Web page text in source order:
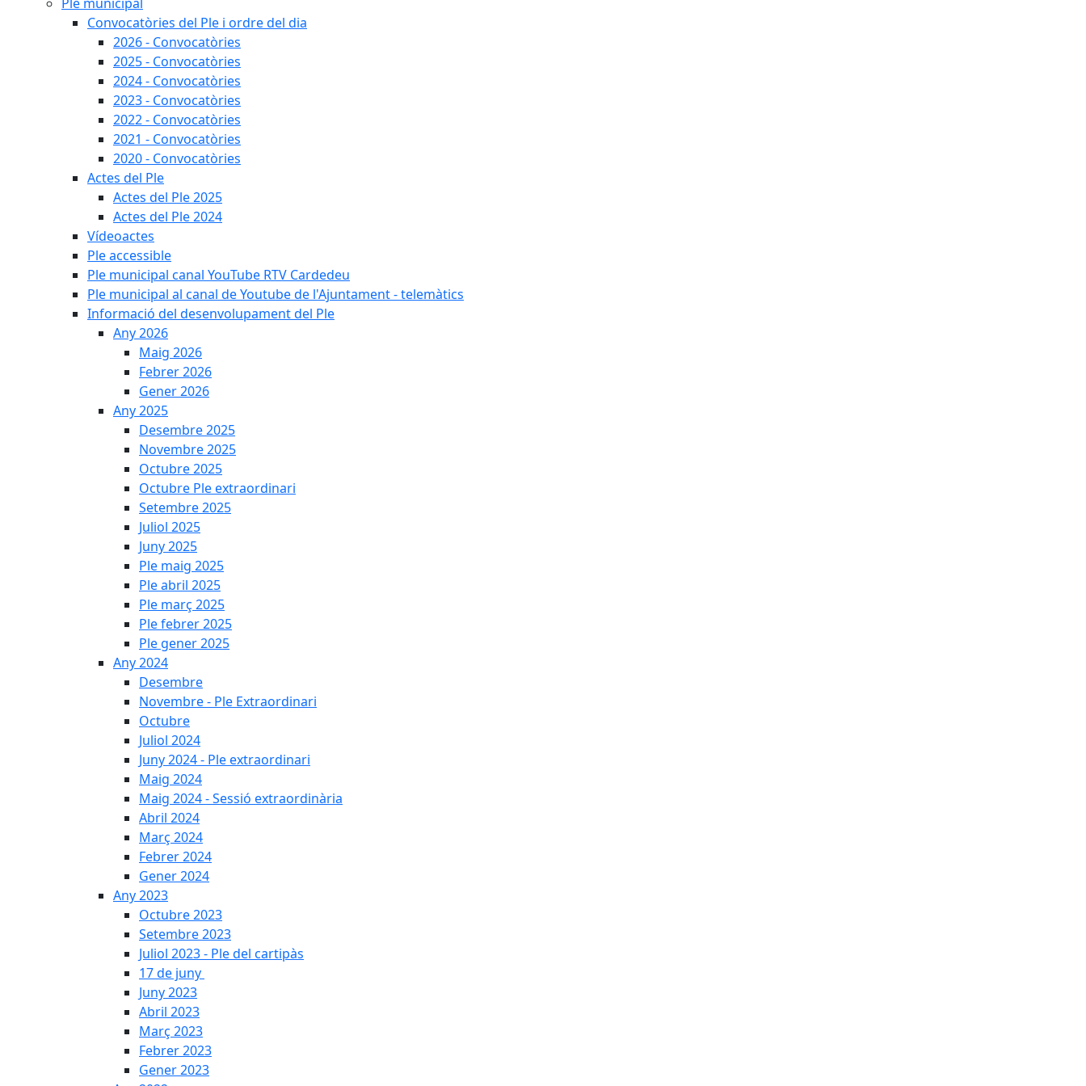
Convocatòries del Ple i ordre del dia
2026 - Convocatòries
2025 - Convocatòries
2024 - Convocatòries
2023 - Convocatòries
2022 - Convocatòries
2021 - Convocatòries
2020 - Convocatòries
Actes del Ple
Actes del Ple 2025
Actes del Ple 2024
Vídeoactes
Ple accessible
Ple municipal canal YouTube RTV Cardedeu
Ple municipal al canal de Youtube de l'Ajuntament - telemàtics
Informació del desenvolupament del Ple
Any 2026
Maig 2026
Febrer 2026
Gener 2026
Any 2025
Desembre 2025
Novembre 2025
Octubre 2025
Octubre Ple extraordinari
Setembre 2025
Juliol 2025
Juny 2025
Ple maig 2025
Ple abril 2025
Ple març 2025
Ple febrer 2025
Ple gener 2025
Any 2024
Desembre
Novembre - Ple Extraordinari
Octubre
Juliol 2024
Juny 2024 - Ple extraordinari
Maig 2024
Maig 2024 - Sessió extraordinària
Abril 2024
Març 2024
Febrer 2024
Gener 2024
Any 2023
Octubre 2023
Setembre 2023
Juliol 2023 - Ple del cartipàs
17 de juny
Juny 2023
Abril 2023
Març 2023
Febrer 2023
Gener 2023